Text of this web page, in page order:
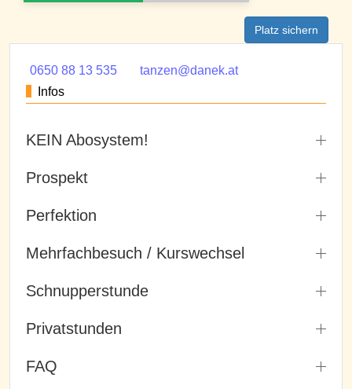
Platz sichern
0650 88 13 535
tanzen@danek.at
Infos
KEIN Abosystem!
Prospekt
Perfektion
Mehrfachbesuch / Kurswechsel
Schnupperstunde
Privatstunden
FAQ